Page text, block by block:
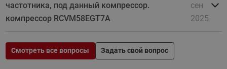
частотника, под данный компрессор.
компрессор RCVM58EGT7A
сен
2025
Смотреть все вопросы Задать свой вопрос